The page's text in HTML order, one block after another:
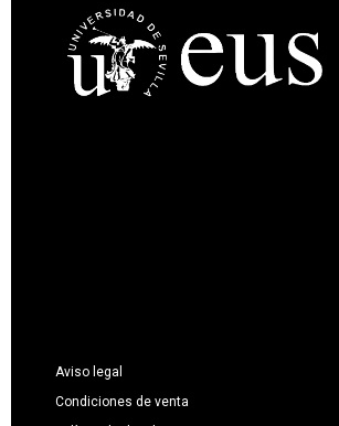
Aviso legal
Condiciones de venta